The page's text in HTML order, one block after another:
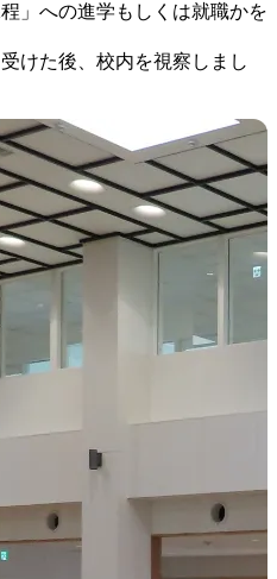
」への進学もしくは就職かを
けた後、校内を視察しまし